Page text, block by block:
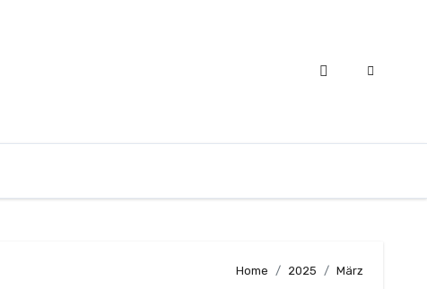
Home 2025 März